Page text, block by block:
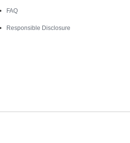
FAQ
Responsible Disclosure